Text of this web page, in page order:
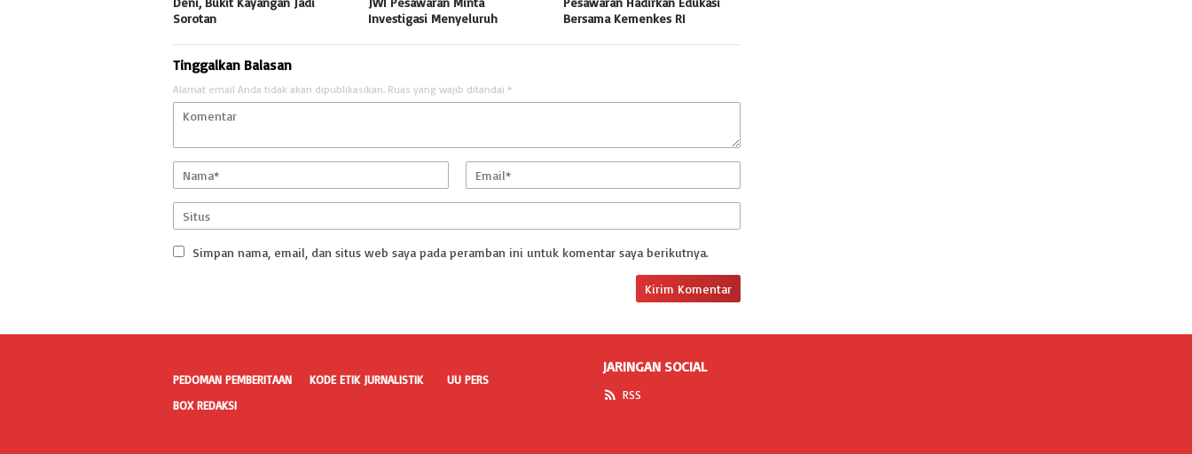
Sorotan
Investigasi Menyeluruh
Bersama Kemenkes RI
Tinggalkan Balasan
Alamat email Anda tidak akan dipublikasikan. Ruas yang wajib ditandai *
Simpan nama, email, dan situs web saya pada peramban ini untuk komentar saya berikutnya.
PEDOMAN PEMBERITAAN KODE ETIK JURNALISTIK
UU PERS
BOX REDAKSI
JARINGAN SOCIAL
RSS